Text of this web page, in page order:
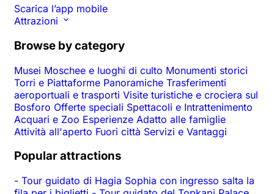
Scarica l’app mobile
Attrazioni
Browse by category
Musei Moschee e luoghi di culto Monumenti storici
Torri e Piattaforme Panoramiche Trasferimenti
aeroportuali e trasporti Visite turistiche e crociera sul
Bosforo Offerte speciali Spettacoli e Intrattenimento
Acquari e Zoo Esperienze Adatto alle famiglie
Attività all'aperto Fuori città Servizi e Vantaggi
Popular attractions
- Tour guidato di Hagia Sophia con ingresso salta la